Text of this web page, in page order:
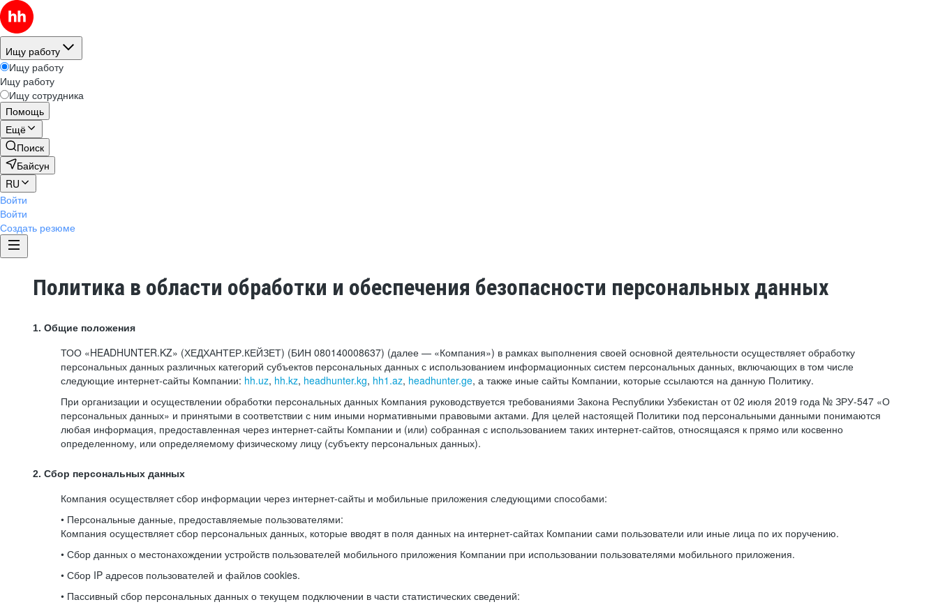
Ищу работу
Ищу работу
Ищу работу
Ищу сотрудника
Помощь
Ещё
Поиск
Байсун
RU
Войти
Войти
Создать резюме
Политика в области обработки и обеспечения безопасности персональных данных
1. Общие положения
ТОО «HEADHUNTER.KZ» (ХЕДХАНТЕР.КЕЙЗЕТ) (БИН 080140008637) (далее — «Компания») в рамках выполнения своей основной деятельности осуществляет обработку
персональных данных различных категорий субъектов персональных данных с использованием информационных систем персональных данных, включающих в том числе
следующие интернет-сайты Компании: hh.uz, hh.kz, headhunter.kg, hh1.az, headhunter.ge, а также иные сайты Компании, которые ссылаются на данную Политику.
При организации и осуществлении обработки персональных данных Компания руководствуется требованиями Закона Республики Узбекистан от 02 июля 2019 года № ЗРУ-547 «О
персональных данных» и принятыми в соответствии с ним иными нормативными правовыми актами. Для целей настоящей Политики под персональными данными понимаются
любая информация, предоставленная через интернет-сайты Компании и (или) собранная с использованием таких интернет-сайтов, относящаяся к прямо или косвенно
определенному, или определяемому физическому лицу (субъекту персональных данных).
2. Сбор персональных данных
Компания осуществляет сбор информации через интернет-сайты и мобильные приложения следующими способами:
• Персональные данные, предоставляемые пользователями:
Компания осуществляет сбор персональных данных, которые вводят в поля данных на интернет-сайтах Компании сами пользователи или иные лица по их поручению.
• Сбор данных о местонахождении устройств пользователей мобильного приложения Компании при использовании пользователями мобильного приложения.
• Сбор IP адресов пользователей и файлов cookies.
• Пассивный сбор персональных данных о текущем подключении в части статистических сведений: